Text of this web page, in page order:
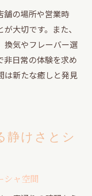
舗の場所や営業時
大切です。また、
換気やフレーバー選
非日常の体験を求め
は新たな癒しと発見
静けさとシ
シャ空間